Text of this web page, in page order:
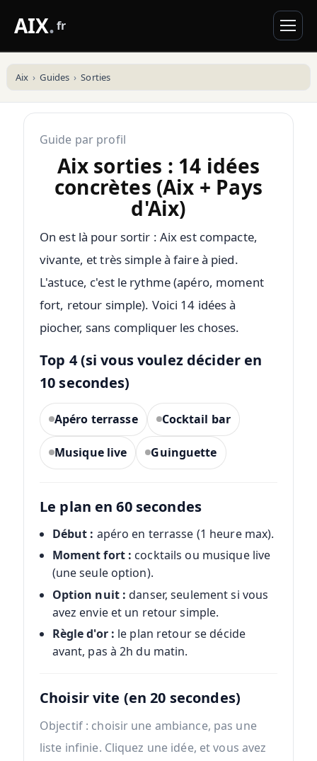
AIX.fr
Aix Guides Sorties
Guide par profil
Aix sorties : 14 idées
concrètes (Aix + Pays
d'Aix)
On est là pour sortir : Aix est compacte,
vivante, et très simple à faire à pied.
L'astuce, c'est le rythme (apéro, moment
fort, retour simple). Voici 14 idées à
piocher, sans compliquer les choses.
Top 4 (si vous voulez décider en
10 secondes)
Apéro terrasse Cocktail bar
Musique live Guinguette
Le plan en 60 secondes
Début : apéro en terrasse (1 heure max).
Moment fort : cocktails ou musique live
(une seule option).
Option nuit : danser, seulement si vous
avez envie et un retour simple.
Règle d'or : le plan retour se décide
avant, pas à 2h du matin.
Choisir vite (en 20 secondes)
Objectif : choisir une ambiance, pas une
liste infinie. Cliquez une idée, et vous avez